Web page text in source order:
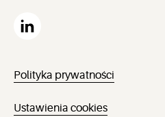
Polityka prywatności
Ustawienia cookies